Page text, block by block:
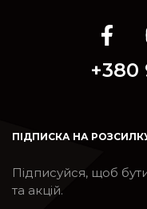
+380
ПІДПИСКА НА
Підписуйся, щоб
та акцій.